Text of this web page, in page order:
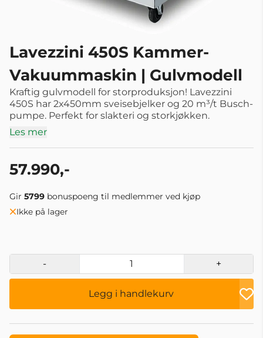
Lavezzini 450S Kammer-
Vakuummaskin | Gulvmodell
Kraftig gulvmodell for storproduksjon! Lavezzini
450S har 2x450mm sveisebjelker og 20 m³/t Busch-
pumpe. Perfekt for slakteri og storkjøkken.
Les mer
57.990,-
Gir 5799 bonuspoeng til medlemmer ved kjøp
Ikke på lager
- +
Legg i handlekurv